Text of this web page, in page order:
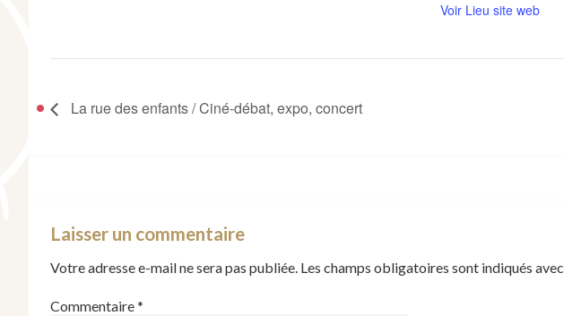
Voir Lieu site web
La rue des enfants / Ciné-débat, expo, concert
Laisser un commentaire
Votre adresse e-mail ne sera pas publiée. Les champs obligatoires sont indiqués avec
Commentaire*